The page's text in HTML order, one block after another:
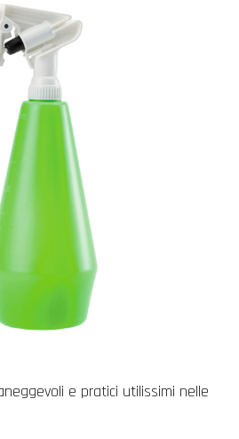
e pratici utilissimi nelle